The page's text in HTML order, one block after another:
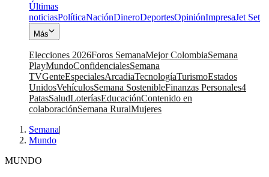
Últimas
noticiasPolíticaNaciónDineroDeportesOpiniónImpresaJet Set
Más
Elecciones 2026Foros SemanaMejor ColombiaSemana
PlayMundoConfidencialesSemana
TVGenteEspecialesArcadiaTecnologíaTurismoEstados
UnidosVehículosSemana SostenibleFinanzas Personales4
PatasSaludLoteríasEducaciónContenido en
colaboraciónSemana RuralMujeres
Semana|
Mundo
MUNDO